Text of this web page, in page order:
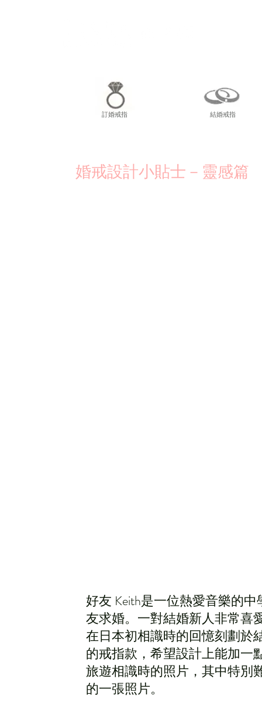
訂婚戒指 結婚戒指
婚戒設計小貼士－靈感篇
好友 Keith是一位熱愛音樂的
友求婚。一對結婚新人非常喜
在日本初相識時的回憶刻劃於
的戒指款，希望設計上能加一
旅遊相識時的照片，其中特別
的一張照片。